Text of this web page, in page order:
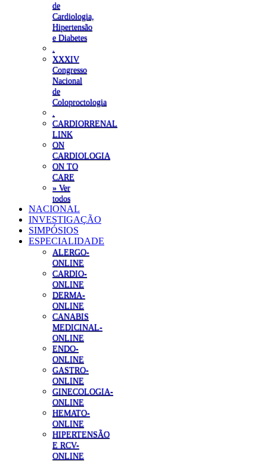
de
Cardiologia,
Hipertensão
e Diabetes
XXXIV
Congresso
Nacional
de
Coloproctologia
CARDIORRENAL
LINK
ON
CARDIOLOGIA
ON TO
CARE
» Ver
todos
NACIONAL
INVESTIGAÇÃO
SIMPÓSIOS
ESPECIALIDADE
ALERGO-
ONLINE
CARDIO-
ONLINE
DERMA-
ONLINE
CANABIS
MEDICINAL-
ONLINE
ENDO-
ONLINE
GASTRO-
ONLINE
GINECOLOGIA-
ONLINE
HEMATO-
ONLINE
HIPERTENSÃO
E RCV-
ONLINE